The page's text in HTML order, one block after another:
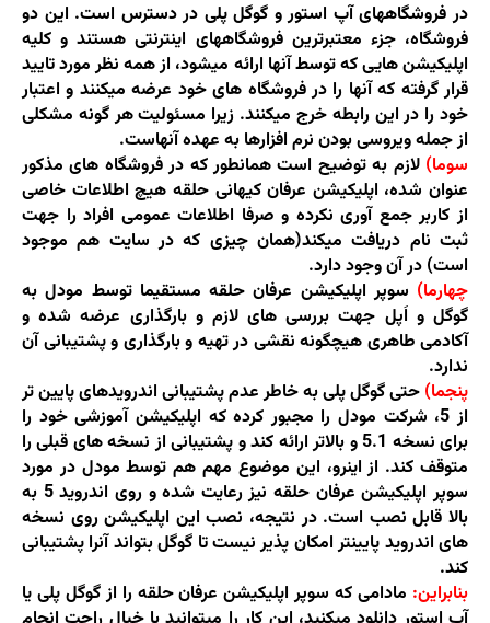
در فروشگاههای آپ استور و گوگل پلی در دسترس است. این دو
فروشگاه، جزء معتبرترین فروشگاههای اینترنتی هستند و کلیه
اپلیکیشن هایی که توسط آنها ارائه میشود، از همه نظر مورد تایید
قرار گرفته که آنها را در فروشگاه های خود عرضه میکنند و اعتبار
خود را در این رابطه خرج میکنند. زیرا مسئولیت هر گونه مشکلی
از جمله ویروسی بودن نرم افزارها به عهده آنهاست.
سوما)لازم به توضیح است همانطور که در فروشگاه های مذکور
عنوان شده، اپلیکیشن عرفان کیهانی حلقه هیچ اطلاعات خاصی
از کاربر جمع آوری نکرده و صرفا اطلاعات عمومی افراد را جهت
ثبت نام دریافت میکند(همان چیزی که در سایت هم موجود
است) در آن وجود دارد.
چهارما) سوپر اپلیکیشن عرفان حلقه مستقیما توسط مودل به
گوگل و اَپل جهت بررسی های لازم و بارگذاری عرضه شده و
آکادمی طاهری هیچگونه نقشی در تهیه و بارگذاری و پشتیبانی آن
ندارد.
پنجما) حتی گوگل پلی به خاطر عدم پشتیبانی اندرویدهای پایین تر
از 5، شرکت مودل را مجبور کرده که اپلیکیشن آموزشی خود را
برای نسخه 5.1 و بالاتر ارائه کند و پشتیبانی از نسخه های قبلی را
متوقف کند. از اینرو، این موضوع مهم هم توسط مودل در مورد
سوپر اپلیکیشن عرفان حلقه نیز رعایت شده و روی اندروید 5 به
بالا قابل نصب است. در نتیجه، نصب این اپلیکیشن روی نسخه
های اندروید پایینتر امکان پذیر نیست تا گوگل بتواند آنرا پشتیبانی
کند.
بنابراین: مادامی که سوپر اپلیکیشن عرفان حلقه را از گوگل پلی یا